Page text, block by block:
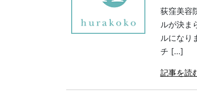
荻窪美容
ルが決ま
ルになり
チ […]
記事を読